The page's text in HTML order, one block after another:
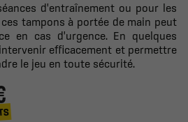
d'entraînement ou pour les
tampons à portée de main peut
en cas d'urgence. En quelques
efficacement et permettre
le jeu en toute sécurité.